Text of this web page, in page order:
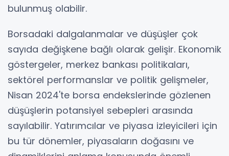
bulunmuş olabilir.
Borsadaki dalgalanmalar ve düşüşler çok
sayıda değişkene bağlı olarak gelişir. Ekonomik
göstergeler, merkez bankası politikaları,
sektörel performanslar ve politik gelişmeler,
Nisan 2024'te borsa endekslerinde gözlenen
düşüşlerin potansiyel sebepleri arasında
sayılabilir. Yatırımcılar ve piyasa izleyicileri için
bu tür dönemler, piyasaların doğasını ve